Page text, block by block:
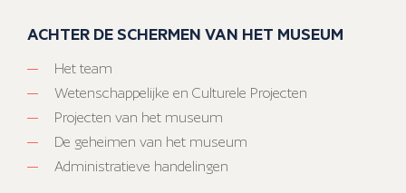
ACHTER DE SCHERMEN VAN HET MUSEUM
Het team
Wetenschappelijke en Culturele Projecten
Projecten van het museum
De geheimen van het museum
Administratieve handelingen